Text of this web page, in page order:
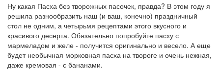
Ну какая Пасха без творожных пасочек, правда? В этом году я
решила разнообразить наш (и ваш, конечно) праздничный
стол не одним, а четырьмя рецептами этого вкусного и
красивого десерта. Обязательно попробуйте пасху с
мармеладом и желе - получится оригинально и весело. А еще
будет необычная морковная пасха на твороге и очень нежная,
даже кремовая - с бананами.